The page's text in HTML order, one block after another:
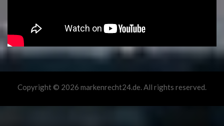
Copyright © 2026 markenrecht24.de. All rights reserved.